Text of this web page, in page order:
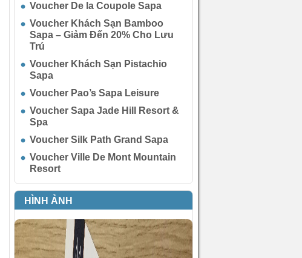
Voucher De la Coupole Sapa
Voucher Khách Sạn Bamboo
Sapa – Giảm Đến 20% Cho Lưu
Trú
Voucher Khách Sạn Pistachio
Sapa
Voucher Pao’s Sapa Leisure
Voucher Sapa Jade Hill Resort &
Spa
Voucher Silk Path Grand Sapa
Voucher Ville De Mont Mountain
Resort
HÌNH ẢNH